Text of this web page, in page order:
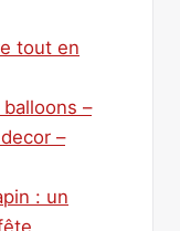
tout en
–
–
: un